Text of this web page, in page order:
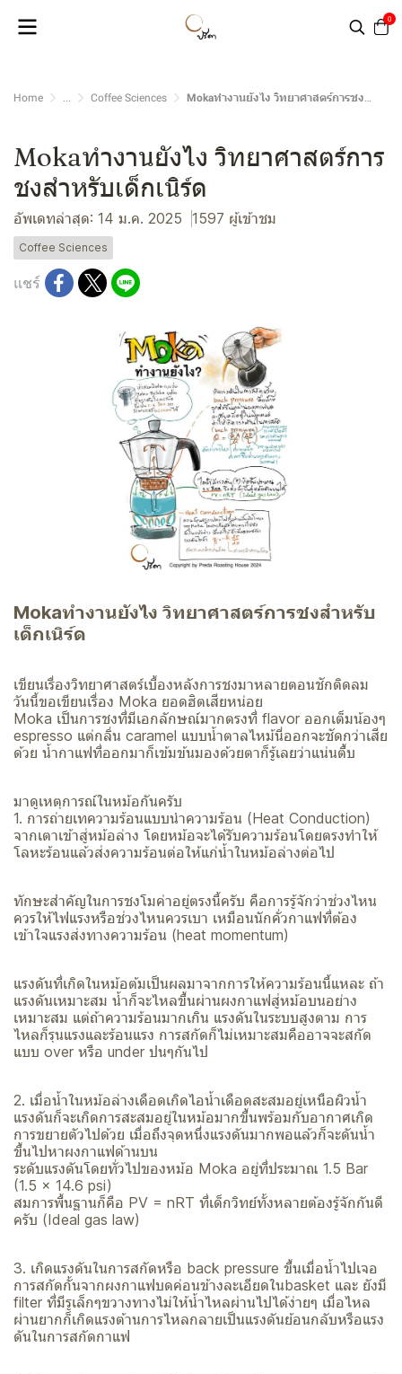
0
Home ... Coffee Sciences Mokaทำงานยังไง วิทยาศาสตร์การชงสำหรับเด็กเนิร์ด
Mokaทำงานยังไง วิทยาศาสตร์การ
ชงสำหรับเด็กเนิร์ด
อัพเดทล่าสุด: 14 ม.ค. 2025 1597 ผู้เข้าชม
Coffee Sciences
แชร์
Mokaทำงานยังไง วิทยาศาสตร์การชงสำหรับ
เด็กเนิร์ด
เขียนเรื่องวิทยาศาสตร์เบื้องหลังการชงมาหลายตอนชักติดลม
วันนี้ขอเขียนเรื่อง Moka ยอดฮิตเสียหน่อย
Moka เป็นการชงที่มีเอกลักษณ์มากตรงที่ flavor ออกเต็มน้องๆ
espresso แต่กลิ่น caramel แบบน้ำตาลไหม้นี่ออกจะชัดกว่าเสีย
ด้วย น้ำกาแฟที่ออกมาก็เข้มข้นมองด้วยตาก็รู้เลยว่าแน่นตึ้บ
มาดูเหตุการณ์ในหม้อกันครับ
1. การถ่ายเทความร้อนแบบนำความร้อน (Heat Conduction)
จากเตาเข้าสู่หม้อล่าง โดยหม้อจะได้รับความร้อนโดยตรงทำให้
โลหะร้อนแล้วส่งความร้อนต่อให้แก่น้ำในหม้อล่างต่อไป
ทักษะสำคัญในการชงโมค่าอยู่ตรงนี้ครับ คือการรู้จักว่าช่วงไหน
ควรให้ไฟแรงหรือช่วงไหนควรเบา เหมือนนักคั่วกาแฟที่ต้อง
เข้าใจแรงส่งทางความร้อน (heat momentum)
แรงดันที่เกิดในหม้อต้มเป็นผลมาจากการให้ความร้อนนี้แหละ ถ้า
แรงดันเหมาะสม น้ำก็จะไหลขึ้นผ่านผงกาแฟสู่หม้อบนอย่าง
เหมาะสม แต่ถ้าความร้อนมากเกิน แรงดันในระบบสูงตาม การ
ไหลก็รุนแรงและร้อนแรง การสกัดก็ไม่เหมาะสมคืออาจจะสกัด
แบบ over หรือ under ปนๆกันไป
2. เมื่อน้ำในหม้อล่างเดือดเกิดไอน้ำเดือดสะสมอยู่เหนือผิวน้ำ
แรงดันก็จะเกิดการสะสมอยู่ในหม้อมากขึ้นพร้อมกับอากาศเกิด
การขยายตัวไปด้วย เมื่อถึงจุดหนึ่งแรงดันมากพอแล้วก็จะดันน้ำ
ขึ้นไปหาผงกาแฟด้านบน
ระดับแรงดันโดยทั่วไปของหม้อ Moka อยู่ที่ประมาณ 1.5 Bar
(1.5 x 14.6 psi)
สมการพื้นฐานก็คือ PV = nRT ที่เด็กวิทย์ทั้งหลายต้องรู้จักกันดี
ครับ (Ideal gas law)
3. เกิดแรงดันในการสกัดหรือ back pressure ขึ้นเมื่อน้ำไปเจอ
การสกัดกั้นจากผงกาแฟบดค่อนข้างละเอียดในbasket และ ยังมี
filter ที่มีรูเล็กๆขวางทางไม่ให้น้ำไหลผ่านไปได้ง่ายๆ เมื่อไหล
ผ่านยากก็เกิดแรงต้านการไหลกลายเป็นแรงดันย้อนกลับหรือแรง
ดันในการสกัดกาแฟ